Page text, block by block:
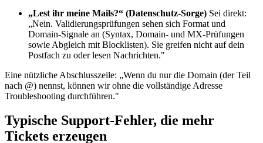
„Lest ihr meine Mails?“ (Datenschutz‑Sorge) Sei direkt:
„Nein. Validierungsprüfungen sehen sich Format und
Domain‑Signale an (Syntax, Domain‑ und MX‑Prüfungen
sowie Abgleich mit Blocklisten). Sie greifen nicht auf dein
Postfach zu oder lesen Nachrichten."
Eine nützliche Abschlusszeile: „Wenn du nur die Domain (der Teil
nach @) nennst, können wir ohne die vollständige Adresse
Troubleshooting durchführen."
Typische Support‑Fehler, die mehr
Tickets erzeugen